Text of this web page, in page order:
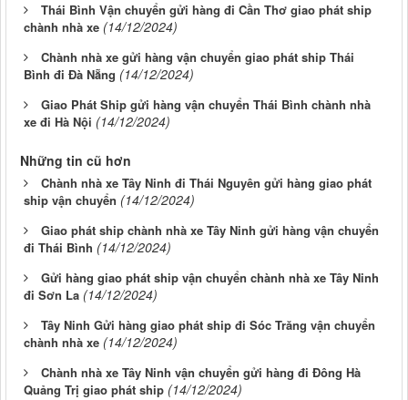
Thái Bình Vận chuyển gửi hàng đi Cần Thơ giao phát ship
chành nhà xe (14/12/2024)
Chành nhà xe gửi hàng vận chuyển giao phát ship Thái
Bình đi Đà Nẵng (14/12/2024)
Giao Phát Ship gửi hàng vận chuyển Thái Bình chành nhà
xe đi Hà Nội (14/12/2024)
Những tin cũ hơn
Chành nhà xe Tây Ninh đi Thái Nguyên gửi hàng giao phát
ship vận chuyển (14/12/2024)
Giao phát ship chành nhà xe Tây Ninh gửi hàng vận chuyển
đi Thái Bình (14/12/2024)
Gửi hàng giao phát ship vận chuyển chành nhà xe Tây Ninh
đi Sơn La (14/12/2024)
Tây Ninh Gửi hàng giao phát ship đi Sóc Trăng vận chuyển
chành nhà xe (14/12/2024)
Chành nhà xe Tây Ninh vận chuyển gửi hàng đi Đông Hà
Quảng Trị giao phát ship (14/12/2024)